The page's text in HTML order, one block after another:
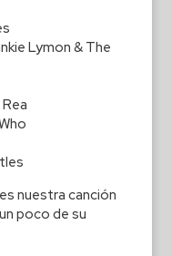
Lymon & The
nuestra canción
poco de su